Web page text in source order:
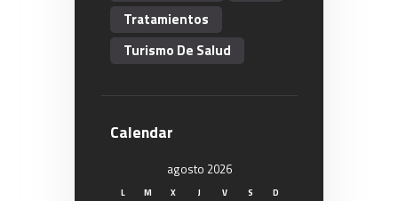
Tratamientos
Turismo De Salud
Calendar
agosto 2026
L M X J V S
D